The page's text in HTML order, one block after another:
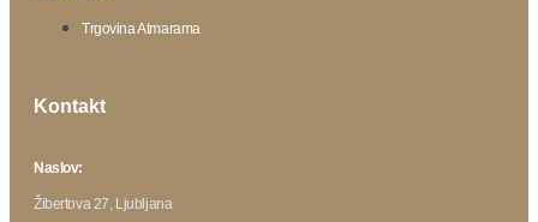
Trgovina Atmarama
Kontakt
Naslov:
Žibertova 27, Ljubljana